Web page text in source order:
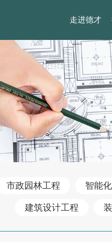
走进德才
市政园林工程 智能
建筑设计工程